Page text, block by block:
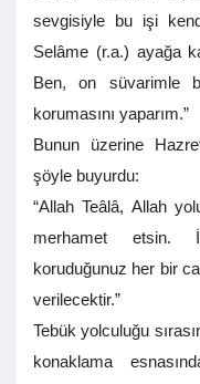
sevgisiyle bu işi
Selâme (r.a.) ayağa
Ben, on süvarimle
korumasını yaparım.”
Bunun üzerine
şöyle buyurdu:
“Allah Teâlâ, Allah
merhamet etsin.
koruduğunuz her bir
verilecektir.”
Tebük yolculuğu
konaklama